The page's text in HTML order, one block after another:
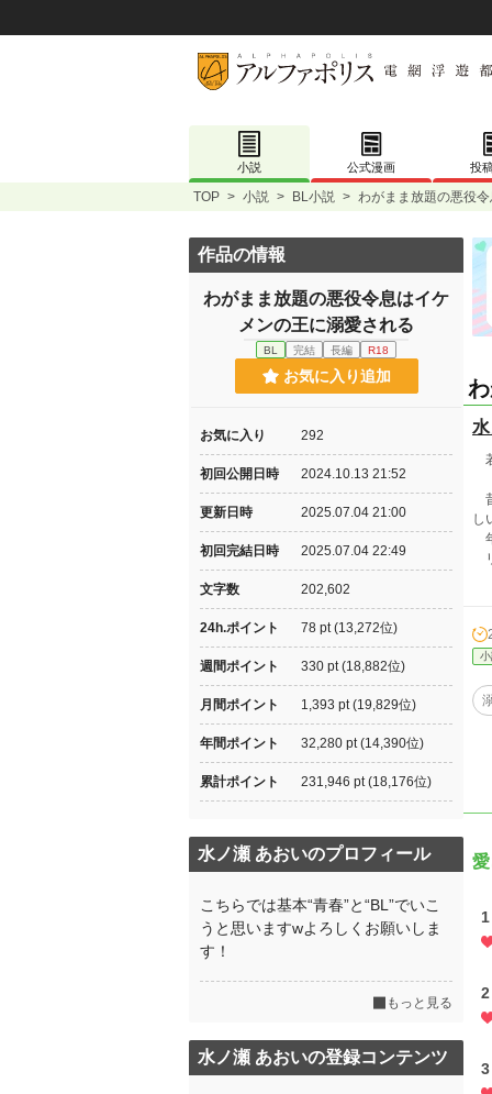
小説 公式漫画 投
TOP > 小説 > BL小説 > わがまま放題の悪役
し
小
1
2
3
作品の情報
わがまま放題の悪役令息はイケ
メンの王に溺愛される
BL 完結 長編 R18
お気に入り追加
お気に入り 292
初回公開日時 2024.10.13 21:52
更新日時 2025.07.04 21:00
初回完結日時 2025.07.04 22:49
文字数 202,602
24h.ポイント 78 pt (13,272位)
週間ポイント 330 pt (18,882位)
月間ポイント 1,393 pt (19,829位)
年間ポイント 32,280 pt (14,390位)
累計ポイント 231,946 pt (18,176位)
水ノ瀬 あおいのプロフィール
こちらでは基本“青春”と“BL”でいこ
うと思いますwよろしくお願いしま
す！
もっと見る
水ノ瀬 あおいの登録コンテンツ